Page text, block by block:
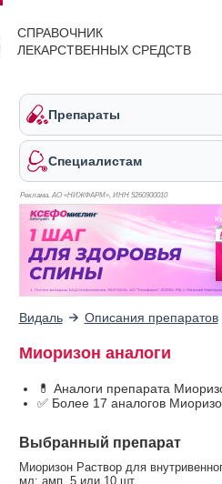
СПРАВОЧНИК
ЛЕКАРСТВЕННЫХ СРЕДСТВ
Препараты
Специалистам
Реклама. АО «НИЖФАРМ», ИНН 5260900010
Видаль Описания препаратов
Миоризон аналоги
💊 Аналоги препарата
✅ Более 17 аналогов
Выбранный препарат
Миоризон Раствор для
мл: амп. 5 или 10 шт.